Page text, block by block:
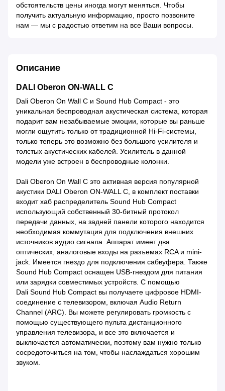
обстоятельств цены иногда могут меняться. Чтобы
получить актуальную информацию, просто позвоните
нам — мы с радостью ответим на все Ваши вопросы.
Описание
DALI Oberon ON-WALL С
Dali Oberon On Wall C и Sound Hub Compact - это
уникальная беспроводная акустическая система, которая
подарит вам незабываемые эмоции, которые вы раньше
могли ощутить только от традиционной Hi-Fi-системы,
только теперь это возможно без большого усилителя и
толстых акустических кабелей. Усилитель в данной
модели уже встроен в беспроводные колонки.
Dali Oberon On Wall C это активная версия популярной
акустики DALI Oberon ON-WALL С, в комплект поставки
входит хаб распределитель Sound Hub Compact
использующий собственный 30-битный протокол
передачи данных, на задней панели которого находится
необходимая коммутация для подключения внешних
источников аудио сигнала. Аппарат имеет два
оптических, аналоговые входы на разъемах RCA и mini-
jack. Имеется гнездо для подключения сабвуфера. Также
Sound Hub Compact оснащен USB-гнездом для питания
или зарядки совместимых устройств. С помощью
Dali Sound Hub Compact вы получаете цифровое HDMI-
соединение с телевизором, включая Audio Return
Channel (ARC). Вы можете регулировать громкость с
помощью существующего пульта дистанционного
управления телевизора, и все это включается и
выключается автоматически, поэтому вам нужно только
сосредоточиться на том, чтобы наслаждаться хорошим
звуком.